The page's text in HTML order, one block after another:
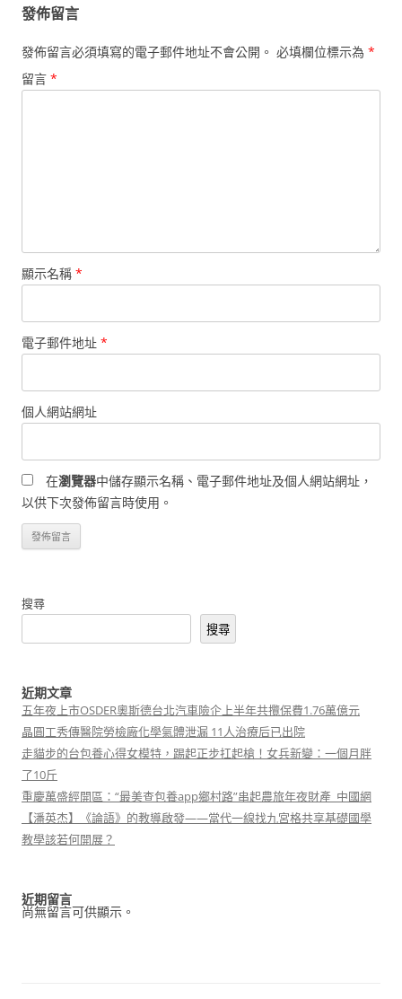
發佈留言
發佈留言必須填寫的電子郵件地址不會公開。 必填欄位標示為 *
留言 *
顯示名稱 *
電子郵件地址 *
個人網站網址
在瀏覽器中儲存顯示名稱、電子郵件地址及個人網站網址，
以供下次發佈留言時使用。
搜尋
搜尋
近期文章
五年夜上市OSDER奧斯德台北汽車險企上半年共攬保費1.76萬億元
晶圓工秀傳醫院勞檢廠化學氣體泄漏 11人治療后已出院
走貓步的台包養心得女模特，踢起正步扛起槍！女兵新變：一個月胖
了10斤
重慶萬盛經開區：“最美查包養app鄉村路”串起農旅年夜財產_中國網
【潘英杰】《論語》的教導啟發——當代一線找九宮格共享基礎國學
教學該若何開展？
近期留言
尚無留言可供顯示。